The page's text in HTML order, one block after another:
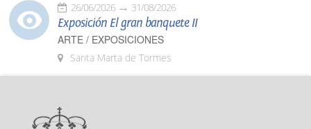
26/06/2026 31/08/2026
Exposición El gran banquete II
ARTE / EXPOSICIONES
Santa Marta de Tormes